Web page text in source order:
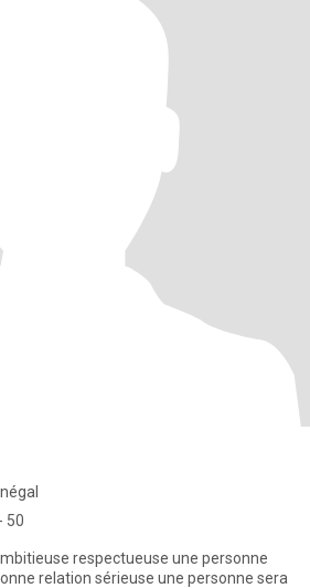
50
respectueuse une personne
relation sérieuse une personne sera